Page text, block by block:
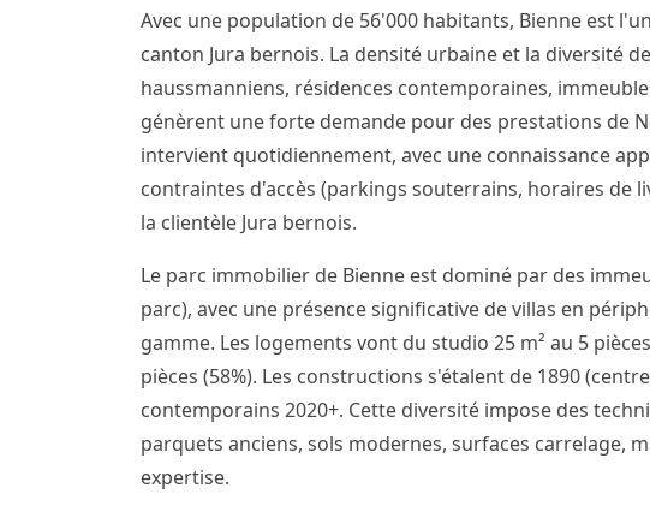
Avec une population de 56'000 habitants, Bienne est
canton Jura bernois. La densité urbaine et la diversité
haussmanniens, résidences contemporaines,
génèrent une forte demande pour des prestations de
intervient quotidiennement, avec une connaissance
contraintes d'accès (parkings souterrains, horaires de
la clientèle Jura bernois.
Le parc immobilier de Bienne est dominé par des
parc), avec une présence significative de villas en
gamme. Les logements vont du studio 25 m² au 5
pièces (58%). Les constructions s'étalent de 1890
contemporains 2020+. Cette diversité impose des
parquets anciens, sols modernes, surfaces carrelage,
expertise.